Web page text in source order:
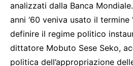
analizzati dalla Banca
anni ‘60 veniva usato il termine
definire il regime politico
dittatore Mobuto Sese Seko,
politica dell’appropriazione